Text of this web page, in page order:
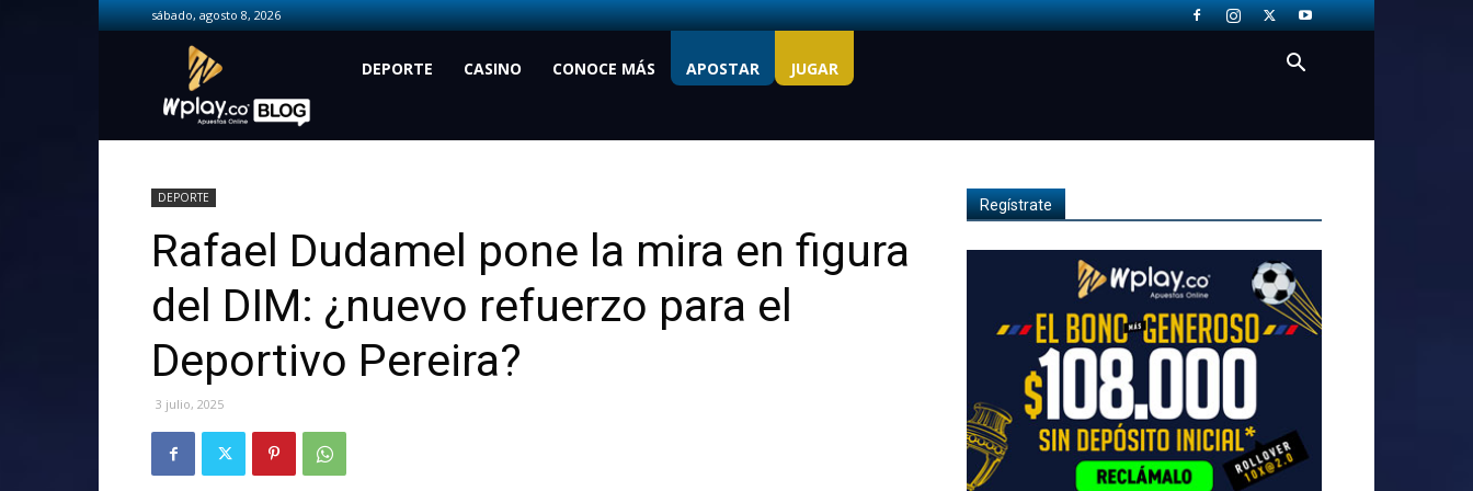
sábado, agosto 8, 2026
Wplay.co
DEPORTE CASINO CONOCE MÁS APOSTAR JUGAR
DEPORTE
Rafael Dudamel pone la mira en figura
del DIM: ¿nuevo refuerzo para el
Deportivo Pereira?
3 julio, 2025
Regístrate